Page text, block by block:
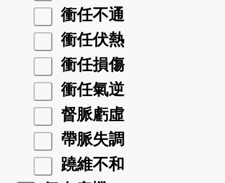
衝任不通
衝任伏熱
衝任損傷
衝任氣逆
督脈虧虛
帶脈失調
蹺維不和